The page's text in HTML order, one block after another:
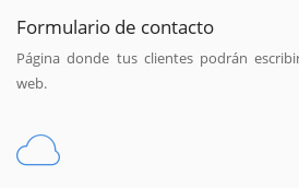
Formulario de contacto
Página donde tus clientes podrán
web.